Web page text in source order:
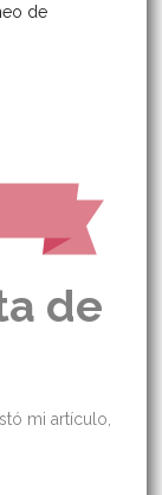
de
de
mi artículo,